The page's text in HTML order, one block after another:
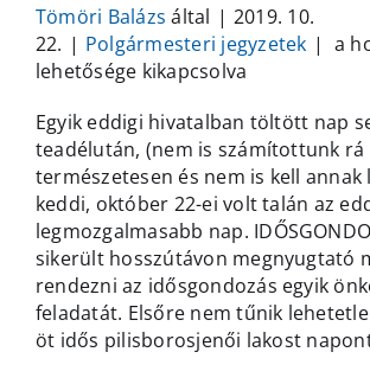
Tömöri Balázs által | 2019. 10.
22. | Polgármesteri jegyzetek | Egy
a
lehetősége kikapcsolva
Egyik eddigi hivatalban töltött nap
teadélután, (nem is számítottunk rá
természetesen és nem is kell annak
keddi, október 22-ei volt talán az
legmozgalmasabb nap.
sikerült hosszútávon megnyugtató
rendezni az idősgondozás egyik
feladatát. Elsőre nem tűnik
öt idős pilisborosjenői lakost